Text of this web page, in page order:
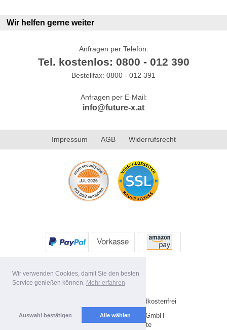
Wir verwenden Cookies, damit Sie den besten
Service genießen können. Mehr erfahren
Auswahl bestätigen Alle wählen
Wir helfen gerne weiter
Anfragen per Telefon:
Tel. kostenlos: 0800 - 012 390
Bestellfax: 0800 - 012 391
Anfragen per E-Mail:
info@future-x.at
Impressum AGB Widerrufsrecht
* Alle Preise inkl. MwSt. Versandkostenfrei
Copyright 2026 by Future-X GmbH
Mobile Shop by Shopgate